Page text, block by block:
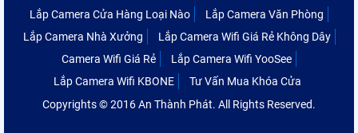
Lắp Camera Cửa Hàng Loại Nào
Lắp Camera Văn Phòng
Lắp Camera Nhà Xưởng
Lắp Camera Wifi Giá Rẻ Không Dây
Camera Wifi Giá Rẻ
Lắp Camera Wifi YooSee
Lắp Camera Wifi KBONE
Tư Vấn Mua Khóa Cửa
Copyrights © 2016 An Thành Phát. All Rights Reserved.